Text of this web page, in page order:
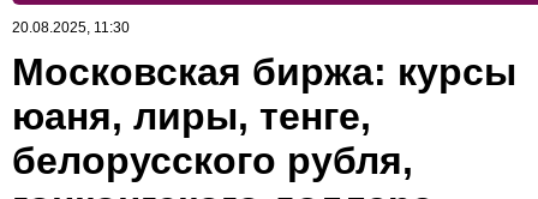
20.08.2025, 11:30
Московская биржа: курсы
юаня, лиры, тенге,
белорусского рубля,